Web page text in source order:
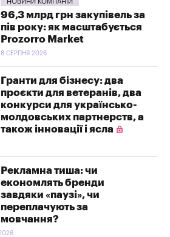
96,3 млрд грн закупівель за
пів року: як масштабується
Prozorro Market
8 СЕРПНЯ 2026
Гранти для бізнесу: два
проєкти для ветеранів, два
конкурси для українсько-
молдовських партнерств, а
також інновації і ясла
Рекламна тиша: чи
економлять бренди
завдяки «паузі», чи
переплачують за
мовчання?